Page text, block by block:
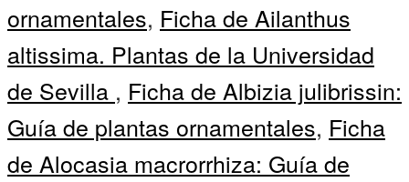
ornamentales, Ficha de Ailanthus
altissima. Plantas de la Universidad
de Sevilla , Ficha de Albizia julibrissin:
Guía de plantas ornamentales, Ficha
de Alocasia macrorrhiza: Guía de